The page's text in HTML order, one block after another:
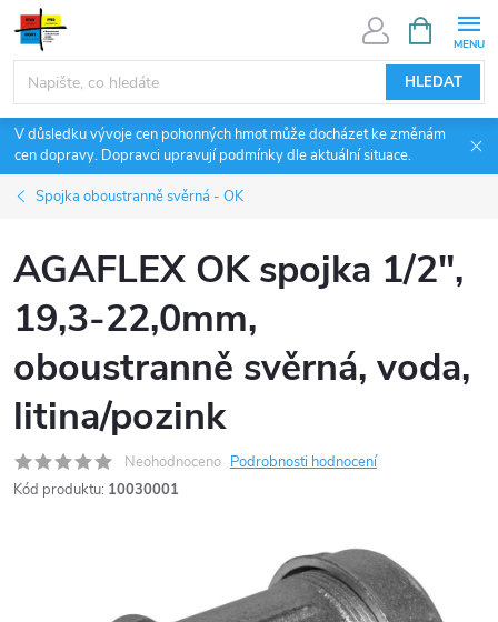
Přejít
obsah
HLEDAT
NÁKUPNÍ
KOŠÍK
V důsledku vývoje cen pohonných hmot může docházet ke změnám
cen dopravy. Dopravci upravují podmínky dle aktuální situace.
Spojka oboustranně svěrná - OK
AGAFLEX OK spojka 1/2",
19,3-22,0mm,
oboustranně svěrná, voda,
litina/pozink
Neohodnoceno Podrobnosti hodnocení
Kód produktu: 10030001